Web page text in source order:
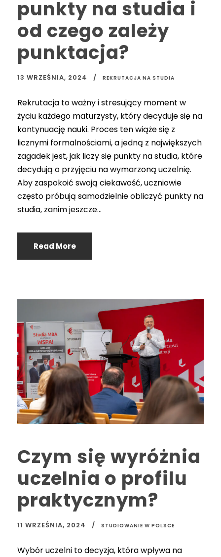
punkty na studia i
od czego zależy
punktacja?
13 WRZEŚNIA, 2024 REKRUTACJA NA STUDIA
Rekrutacja to ważny i stresujący moment w
życiu każdego maturzysty, który decyduje się na
kontynuację nauki. Proces ten wiąże się z
licznymi formalnościami, a jedną z największych
zagadek jest, jak liczy się punkty na studia, które
decydują o przyjęciu na wymarzoną uczelnię.
Aby zaspokoić swoją ciekawość, uczniowie
często próbują samodzielnie obliczyć punkty na
studia, zanim jeszcze...
Read More
Czym się wyróżnia
uczelnia o profilu
praktycznym?
11 WRZEŚNIA, 2024 STUDIOWANIE W POLSCE
Wybór uczelni to decyzja, która wpływa na